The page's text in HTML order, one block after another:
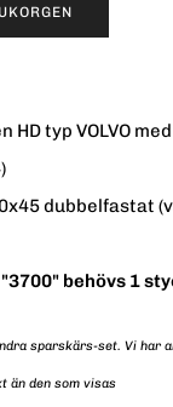
typ VOLVO
dubbelfastat
behövs 1
sparskärs-set. Vi har
än den som visas